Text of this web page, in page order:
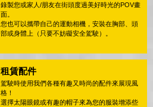
錄製您或家人/朋友在街頭度過美好時光的POV畫
面。
您也可以攜帶自己的運動相機，安裝在胸部、頭
部或身體上（只要不妨礙安全駕駛）。
租賃配件
駕駛時使用我們各種有趣又時尚的配件來展現風
格！
選擇太陽眼鏡或有趣的帽子來為您的服裝增添些